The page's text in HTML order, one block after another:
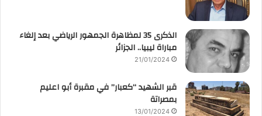
الذكرى 35 لمظاهرة الجمهور الرياضي بعد إلغاء
مباراة ليبيا.. الجزائر
21/01/2024
قبر الشهيد “كعبار” في مقبرة أبو اعليم
بمصراتة
13/01/2024